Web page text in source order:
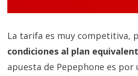
La tarifa es muy competitiva,
condiciones al plan
apuesta de Pepephone es por